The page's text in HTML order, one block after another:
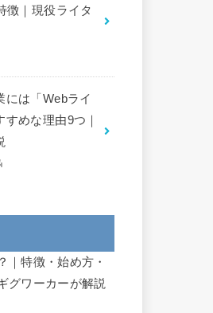
徴｜現役ライタ
には「Webライ
すめな理由9つ｜
｜特徴・始め方・
グワーカーが解説